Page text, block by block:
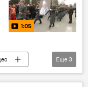
1:05
спорт
Еще 3